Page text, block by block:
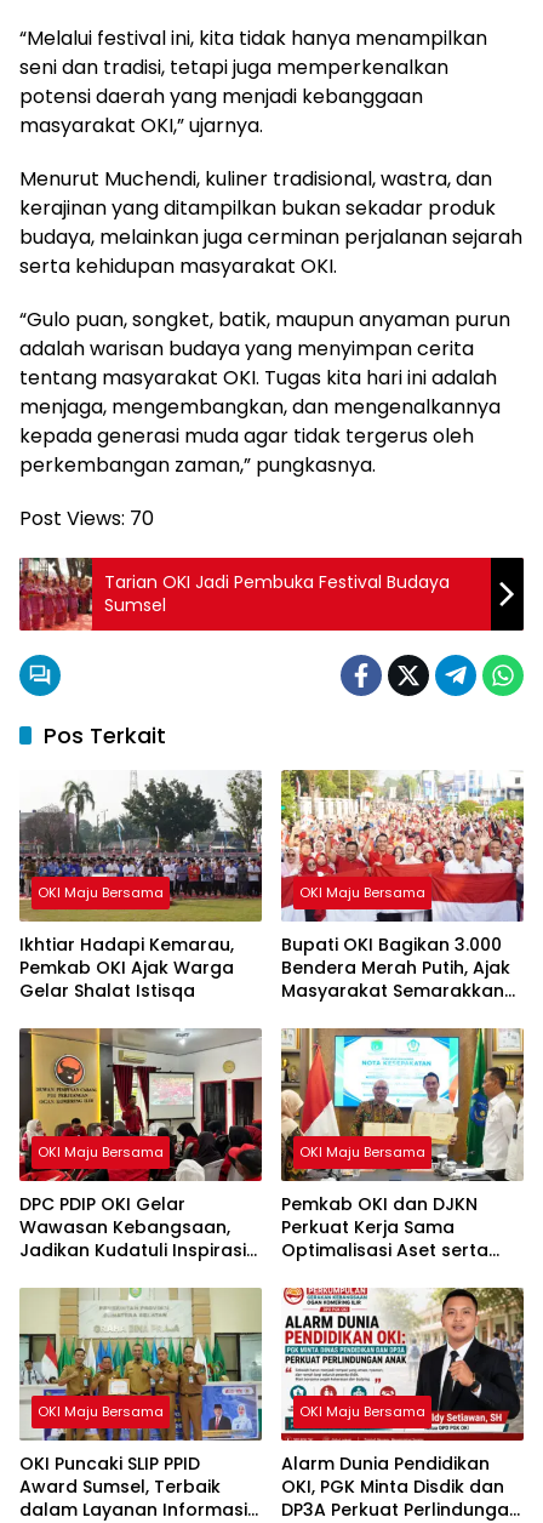
“Melalui festival ini, kita tidak hanya menampilkan
seni dan tradisi, tetapi juga memperkenalkan
potensi daerah yang menjadi kebanggaan
masyarakat OKI,” ujarnya.
Menurut Muchendi, kuliner tradisional, wastra, dan
kerajinan yang ditampilkan bukan sekadar produk
budaya, melainkan juga cerminan perjalanan sejarah
serta kehidupan masyarakat OKI.
“Gulo puan, songket, batik, maupun anyaman purun
adalah warisan budaya yang menyimpan cerita
tentang masyarakat OKI. Tugas kita hari ini adalah
menjaga, mengembangkan, dan mengenalkannya
kepada generasi muda agar tidak tergerus oleh
perkembangan zaman,” pungkasnya.
Post Views: 70
Tarian OKI Jadi Pembuka Festival Budaya
Sumsel
Pos Terkait
OKI Maju Bersama
Ikhtiar Hadapi Kemarau,
Pemkab OKI Ajak Warga
Gelar Shalat Istisqa
OKI Maju Bersama
Bupati OKI Bagikan 3.000
Bendera Merah Putih, Ajak
Masyarakat Semarakkan
OKI Maju Bersama
DPC PDIP OKI Gelar
Wawasan Kebangsaan,
Jadikan Kudatuli Inspirasi
OKI Maju Bersama
Pemkab OKI dan DJKN
Perkuat Kerja Sama
Optimalisasi Aset serta
OKI Maju Bersama
OKI Puncaki SLIP PPID
Award Sumsel, Terbaik
dalam Layanan Informasi
OKI Maju Bersama
Alarm Dunia Pendidikan
OKI, PGK Minta Disdik dan
DP3A Perkuat Perlindungan